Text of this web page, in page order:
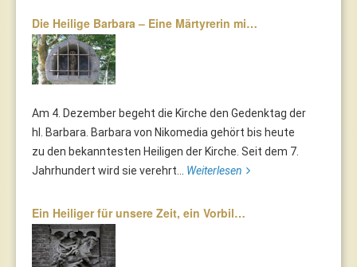
Die Heilige Barbara – Eine Märtyrerin mi…
Am 4. Dezember begeht die Kirche den Gedenktag der
hl. Barbara. Barbara von Nikomedia gehört bis heute
zu den bekanntesten Heiligen der Kirche. Seit dem 7.
Jahrhundert wird sie verehrt... Weiterlesen
Ein Heiliger für unsere Zeit, ein Vorbil…